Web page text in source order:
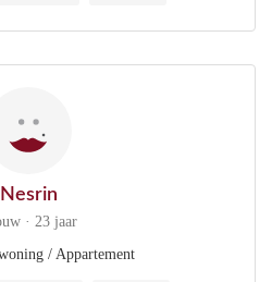
Nesrin
· 23 jaar
/ Appartement